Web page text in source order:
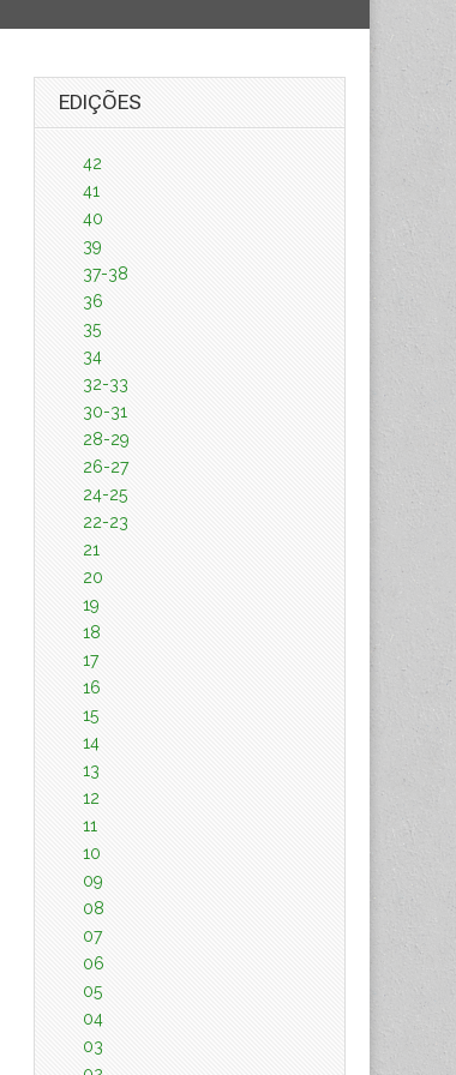
EDIÇÕES
42
41
40
39
37-38
36
35
34
32-33
30-31
28-29
26-27
24-25
22-23
21
20
19
18
17
16
15
14
13
12
11
10
09
08
07
06
05
04
03